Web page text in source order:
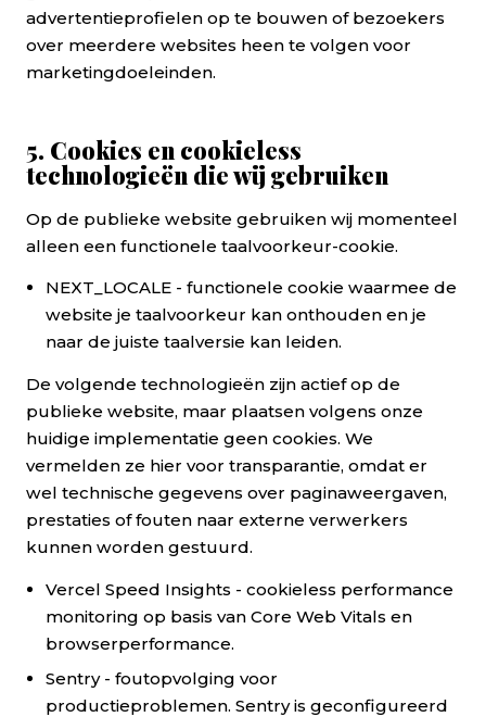
advertentieprofielen op te bouwen of bezoekers
over meerdere websites heen te volgen voor
marketingdoeleinden.
5. Cookies en cookieless
technologieën die wij gebruiken
Op de publieke website gebruiken wij momenteel
alleen een functionele taalvoorkeur-cookie.
NEXT_LOCALE - functionele cookie waarmee de
website je taalvoorkeur kan onthouden en je
naar de juiste taalversie kan leiden.
De volgende technologieën zijn actief op de
publieke website, maar plaatsen volgens onze
huidige implementatie geen cookies. We
vermelden ze hier voor transparantie, omdat er
wel technische gegevens over paginaweergaven,
prestaties of fouten naar externe verwerkers
kunnen worden gestuurd.
Vercel Speed Insights - cookieless performance
monitoring op basis van Core Web Vitals en
browserperformance.
Sentry - foutopvolging voor
productieproblemen. Sentry is geconfigureerd